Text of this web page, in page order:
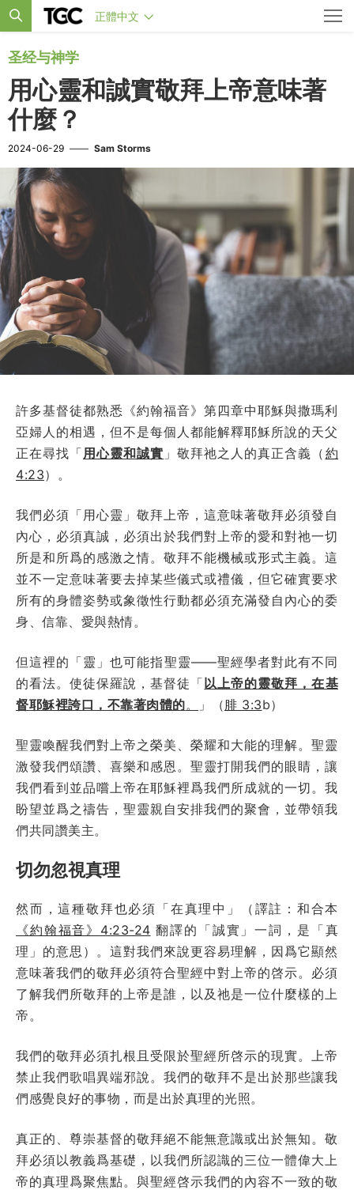
正體中文
圣经与神学
用心靈和誠實敬拜上帝意味著
什麼？
2024-06-29 —— Sam Storms
許多基督徒都熟悉《約翰福音》第四章中耶穌與撒瑪利
亞婦人的相遇，但不是每個人都能解釋耶穌所說的天父
正在尋找「 用心靈和誠實 」敬拜祂之人的真正含義（ 約
4:23）。
我們必須「用心靈」敬拜上帝，這意味著敬拜必須發自
內心，必須真誠，必須出於我們對上帝的愛和對祂一切
所是和所爲的感激之情。敬拜不能機械或形式主義。這
並不一定意味著要去掉某些儀式或禮儀，但它確實要求
所有的身體姿勢或象徵性行動都必須充滿發自內心的委
身、信靠、愛與熱情。
但這裡的「靈」也可能指聖靈——聖經學者對此有不同
的看法。使徒保羅說，基督徒「以上帝的靈敬拜，在基
督耶穌裡誇口，不靠著肉體的。 」（腓 3:3b）
聖靈喚醒我們對上帝之榮美、榮耀和大能的理解。聖靈
激發我們頌讚、喜樂和感恩。聖靈打開我們的眼睛，讓
我們看到並品嚐上帝在耶穌裡爲我們所成就的一切。我
盼望並爲之禱告，聖靈親自安排我們的聚會，並帶領我
們共同讚美主。
切勿忽視真理
然而，這種敬拜也必須「在真理中」（譯註：和合本
《約翰福音》4:23-24 翻譯的「誠實」一詞，是「真
理」的意思）。這對我們來說更容易理解，因爲它顯然
意味著我們的敬拜必須符合聖經中對上帝的啓示。必須
了解我們所敬拜的上帝是誰，以及祂是一位什麼樣的上
帝。
我們的敬拜必須扎根且受限於聖經所啓示的現實。上帝
禁止我們歌唱異端邪說。我們的敬拜不是出於那些讓我
們感覺良好的事物，而是出於真理的光照。
真正的、尊崇基督的敬拜絕不能無意識或出於無知。敬
拜必須以教義爲基礎，以我們所認識的三位一體偉大上
帝的真理爲聚焦點。與聖經啓示我們的內容不一致的敬